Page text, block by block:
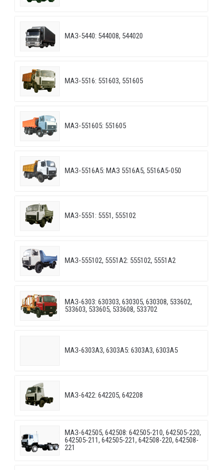
МАЗ-5440: 544008, 544020
МАЗ-5516: 551603, 551605
МАЗ-551605: 551605
МАЗ-5516А5: МАЗ 5516А5, 5516А5-050
МАЗ-5551: 5551, 555102
МАЗ-555102, 5551А2: 555102, 5551А2
МАЗ-6303: 630303, 630305, 630308, 533602,
533603, 533605, 533608, 533702
МАЗ-6303A3, 6303A5: 6303A3, 6303A5
МАЗ-6422: 642205, 642208
МАЗ-642505, 642508: 642505-210, 642505-220,
642505-211, 642505-221, 642508-220, 642508-
221